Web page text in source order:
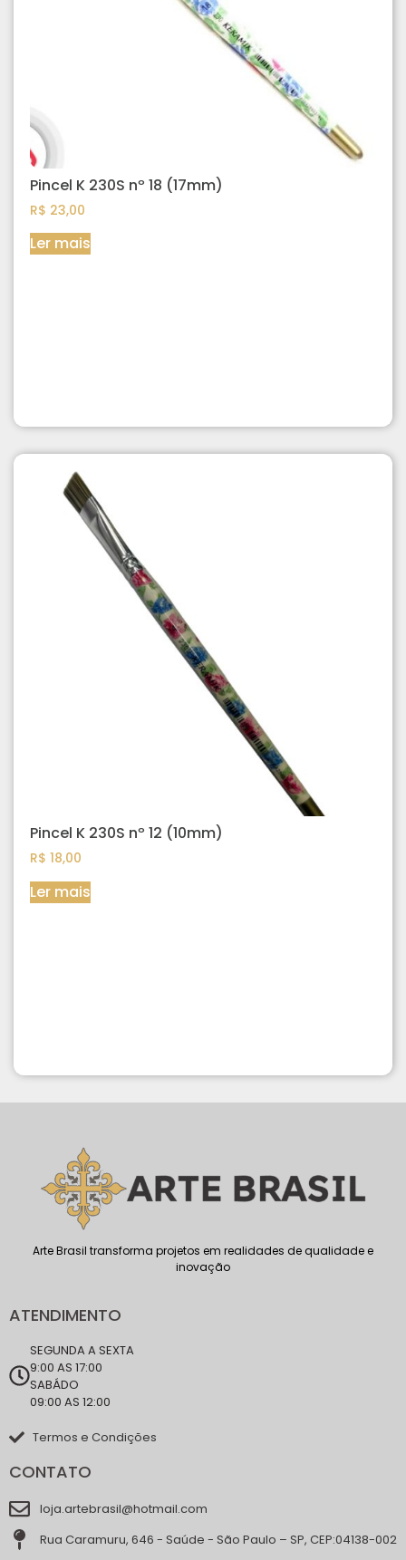
Pincel K 230S nº 18 (17mm)
R$ 23,00
Ler mais
Pincel K 230S nº 12 (10mm)
R$ 18,00
Ler mais
Arte Brasil transforma projetos em realidades de qualidade e
inovação
ATENDIMENTO
SEGUNDA A SEXTA
9:00 AS 17:00
SABÁDO
09:00 AS 12:00
Termos e Condições
CONTATO
loja.artebrasil@hotmail.com
Rua Caramuru, 646 - Saúde - São Paulo – SP, CEP:04138-002